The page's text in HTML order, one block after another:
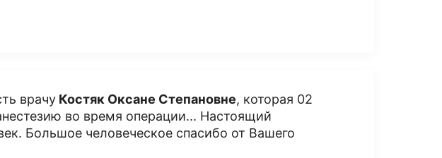
врачуКостяк Оксане Степановне, которая 02
во время операции... Настоящий
Большое человеческое спасибо от Вашего